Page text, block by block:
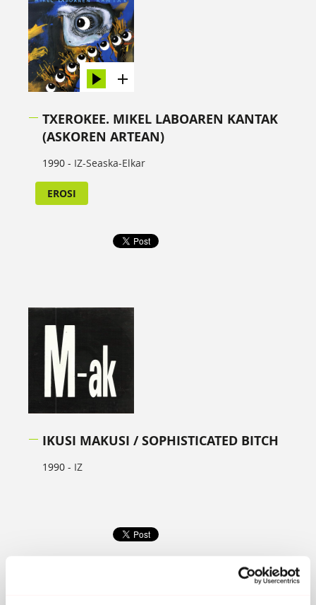
TXEROKEE. MIKEL LABOAREN KANTAK
(ASKOREN ARTEAN)
1990 - IZ-Seaska-Elkar
EROSI
IKUSI MAKUSI / SOPHISTICATED BITCH
1990 - IZ